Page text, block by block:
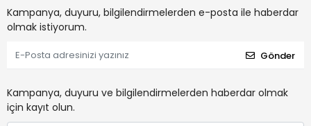
Kampanya, duyuru, bilgilendirmelerden e-posta ile haberdar
olmak istiyorum.
Gönder
Kampanya, duyuru ve bilgilendirmelerden haberdar olmak
için kayıt olun.